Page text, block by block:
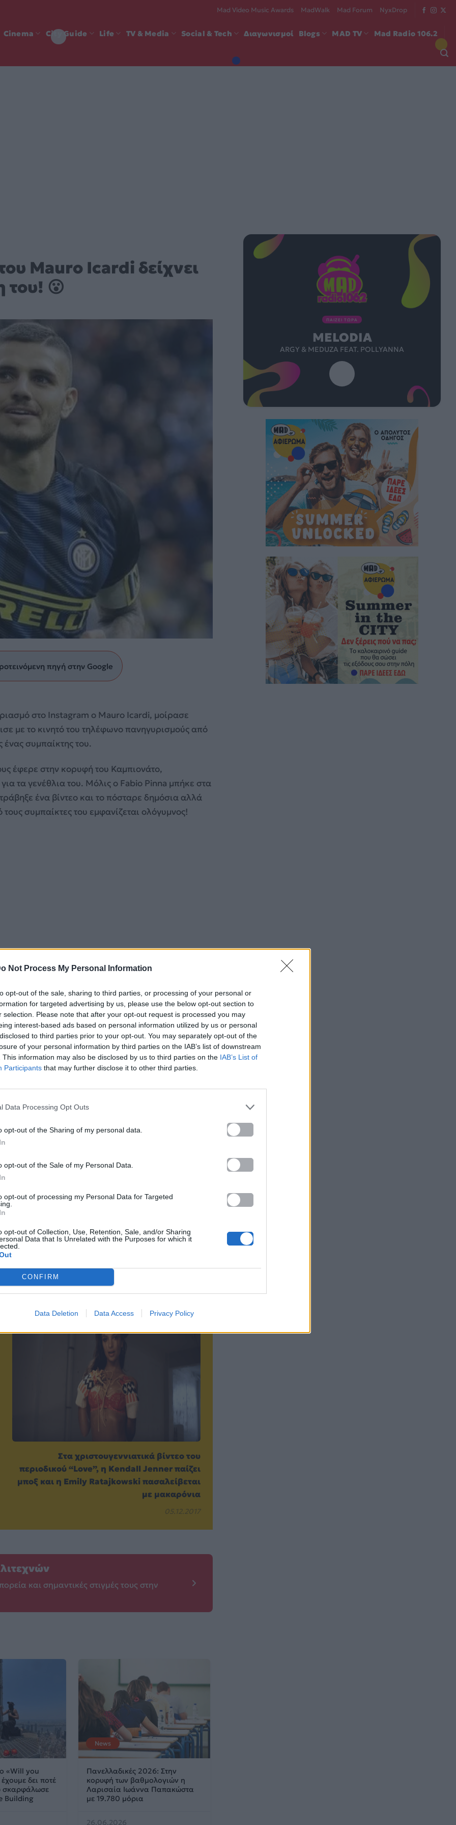
Not Process My Personal Information
opt-out of the sale, sharing to third parties, or processing of your personal or
for targeted advertising by us, please use the below opt-out section to
selection. Please note that after your opt-out request is processed you may
interest-based ads based on personal information utilized by us or personal
to third parties prior to your opt-out. You may separately opt-out of the
of your personal information by third parties on the IAB’s list of downstream
This information may also be disclosed by us to third parties on the IAB’s List of
Participants that may further disclose it to other third parties.
Data Processing Opt Outs
opt-out of the Sharing of my personal data.
opt-out of the Sale of my Personal Data.
opt-out of processing my Personal Data for Targeted
opt-out of Collection, Use, Retention, Sale, and/or Sharing
Data that Is Unrelated with the Purposes for which it
CONFIRM
Data Deletion Data Access Privacy Policy
Mad Video Music Awards MadWalk Mad Forum NyxDrop
Cinema City Guide Life TV & Media Social & Tech Διαγωνισμοί Blogs MAD TV Mad Radio 106.2
Mauro Icardi δείχνει
του! 😮
πηγή στην Google
στο Instagram ο Mauro Icardi, μοίρασε
με το κινητό του τηλέφωνο πανηγυρισμούς από
ένας συμπαίκτης του.
έφερε στην κορυφή του Καμπιονάτο,
τα γενέθλια του. Μόλις ο Fabio Pinna μπήκε στα
ένα βίντεο και το πόσταρε δημόσια αλλά
συμπαίκτες του εμφανίζεται ολόγυμνος!
με τοMad.gr, επισκεφτείτε μας στοFacebook,
Instagram
2
News
το άρθρο
Στα χριστουγεννιατικά βίντεο του
περιοδικού “Love”, η Kendall Jenner παίζει
μποξ και η Emily Ratajkowski πασαλείβεται
με μακαρόνια
05.12.2017
και σημαντικές στιγμές τους στην
«Will you
δει ποτέ
σκαρφάλωσε
Building
News
Πανελλαδικές 2026: Στην
κορυφή των βαθμολογιών η
Λαρισαία Ιωάννα Παπακώστα
με 19.780 μόρια
26.06.2026
ΠΑΙΖΕΙ ΤΩΡΑ
MELODIA
ARGY & MEDUZA FEAT. POLLYANNA